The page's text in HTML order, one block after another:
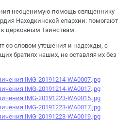
неоценимую помощь священнику
Находкинской епархии: помогают
церковным Таинствам.
со словом утешения и надежды, с
братиях наших, не оставляя их без